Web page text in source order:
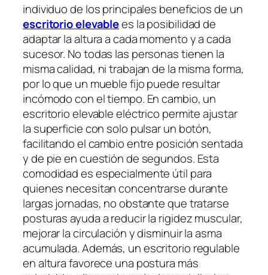
individuo de los principales beneficios de un
escritorio elevablees la posibilidad de
adaptar la altura a cada momento y a cada
sucesor. No todas las personas tienen la
misma calidad, ni trabajan de la misma forma,
por lo que un mueble fijo puede resultar
incómodo con el tiempo. En cambio, un
escritorio elevable eléctrico permite ajustar
la superficie con solo pulsar un botón,
facilitando el cambio entre posición sentada
y de pie en cuestión de segundos. Esta
comodidad es especialmente útil para
quienes necesitan concentrarse durante
largas jornadas, no obstante que tratarse
posturas ayuda a reducir la rigidez muscular,
mejorar la circulación y disminuir la asma
acumulada. Además, un escritorio regulable
en altura favorece una postura más